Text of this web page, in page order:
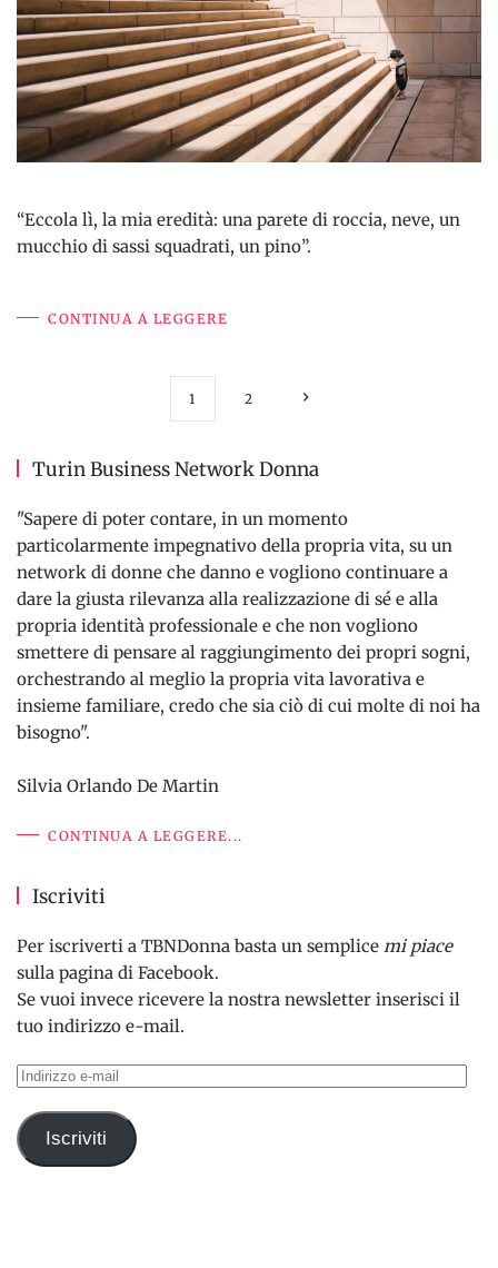
“Eccola lì, la mia eredità: una parete di roccia, neve, un
mucchio di sassi squadrati, un pino”.
CONTINUA A LEGGERE
1 2
Turin Business Network Donna
"Sapere di poter contare, in un momento
particolarmente impegnativo della propria vita, su un
network di donne che danno e vogliono continuare a
dare la giusta rilevanza alla realizzazione di sé e alla
propria identità professionale e che non vogliono
smettere di pensare al raggiungimento dei propri sogni,
orchestrando al meglio la propria vita lavorativa e
insieme familiare, credo che sia ciò di cui molte di noi ha
bisogno".
Silvia Orlando De Martin
CONTINUA A LEGGERE...
Iscriviti
Per iscriverti a TBNDonna basta un semplice mi piace
sulla pagina di Facebook.
Se vuoi invece ricevere la nostra newsletter inserisci il
tuo indirizzo e-mail.
Indirizzo
mail
Iscriviti